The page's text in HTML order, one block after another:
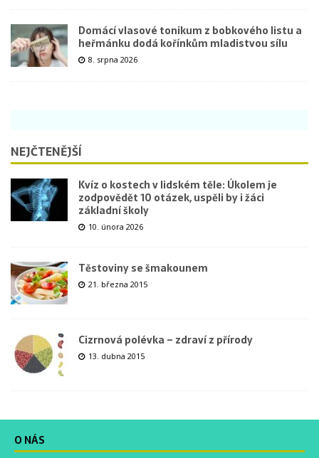
Domácí vlasové tonikum z bobkového listu a
heřmánku dodá kořínkům mladistvou sílu
8. srpna 2026
NEJČTENĚJŠÍ
Kvíz o kostech v lidském těle: Úkolem je
zodpovědět 10 otázek, uspěli by i žáci
základní školy
10. února 2026
Těstoviny se šmakounem
21. března 2015
Cizrnová polévka – zdraví z přírody
13. dubna 2015
O NÁS